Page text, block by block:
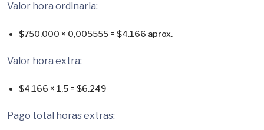
Valor hora ordinaria:
$750.000 × 0,005555 = $4.166 aprox.
Valor hora extra:
$4.166 × 1,5 = $6.249
Pago total horas extras: